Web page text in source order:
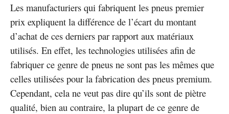
Les manufacturiers qui fabriquent les pneus premier
prix expliquent la différence de l’écart du montant
d’achat de ces derniers par rapport aux matériaux
utilisés. En effet, les technologies utilisées afin de
fabriquer ce genre de pneus ne sont pas les mêmes que
celles utilisées pour la fabrication des pneus premium.
Cependant, cela ne veut pas dire qu’ils sont de piètre
qualité, bien au contraire, la plupart de ce genre de